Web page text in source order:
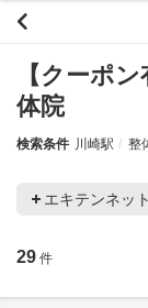
【クーポ
体院
検索条件 川崎駅 整
エキテンネッ
29 件